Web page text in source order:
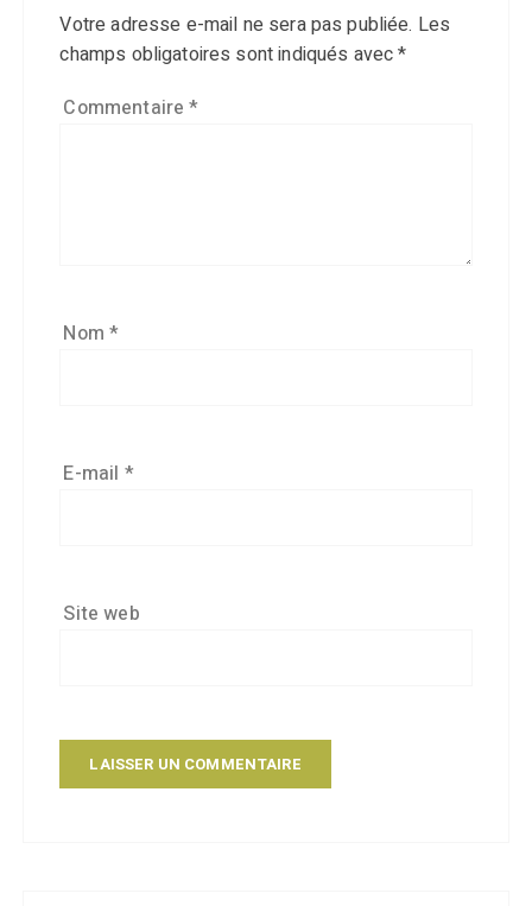
Votre adresse e-mail ne sera pas publiée. Les
champs obligatoires sont indiqués avec*
Commentaire*
Nom*
E-mail *
Site web